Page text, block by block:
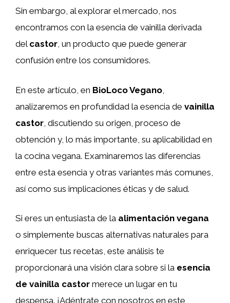
Sin embargo, al explorar el mercado, nos
encontramos con la esencia de vainilla derivada
del castor, un producto que puede generar
confusión entre los consumidores.
En este artículo, en BioLoco Vegano
analizaremos en profundidad la esencia de vainilla
castor , discutiendo su origen, proceso de
obtención y, lo más importante, su aplicabilidad en
la cocina vegana. Examinaremos las diferencias
entre esta esencia y otras variantes más comunes,
así como sus implicaciones éticas y de salud.
Si eres un entusiasta de la alimentación vegana
o simplemente buscas alternativas naturales para
enriquecer tus recetas, este análisis te
proporcionará una visión clara sobre si la esencia
de vainilla castor merece un lugar en tu
despensa. ¡Adéntrate con nosotros en este